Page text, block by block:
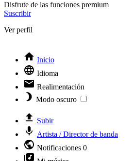
Disfrute de las funciones premium
Suscribir
Ver perfil
Inicio
Idioma
Realimentación
Modo oscuro
Subir
Artista / Director de banda
Notificaciones 0